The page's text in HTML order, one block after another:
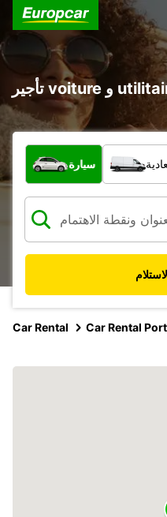
ما نوع المركبة؟
سيارة
Car Rental Car Rental